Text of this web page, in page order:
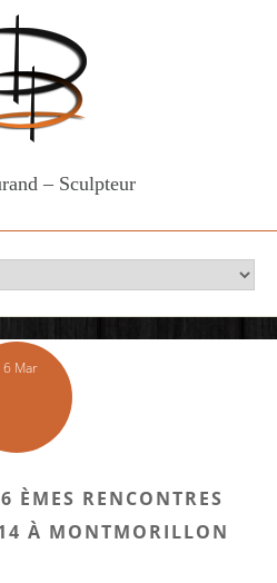
– Sculpteur
Mar
ÈMES RENCONTRES
À MONTMORILLON